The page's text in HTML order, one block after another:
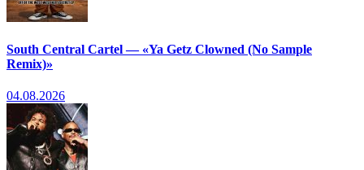
South Central Cartel — «Ya Getz Clowned (No Sample
Remix)»
04.08.2026